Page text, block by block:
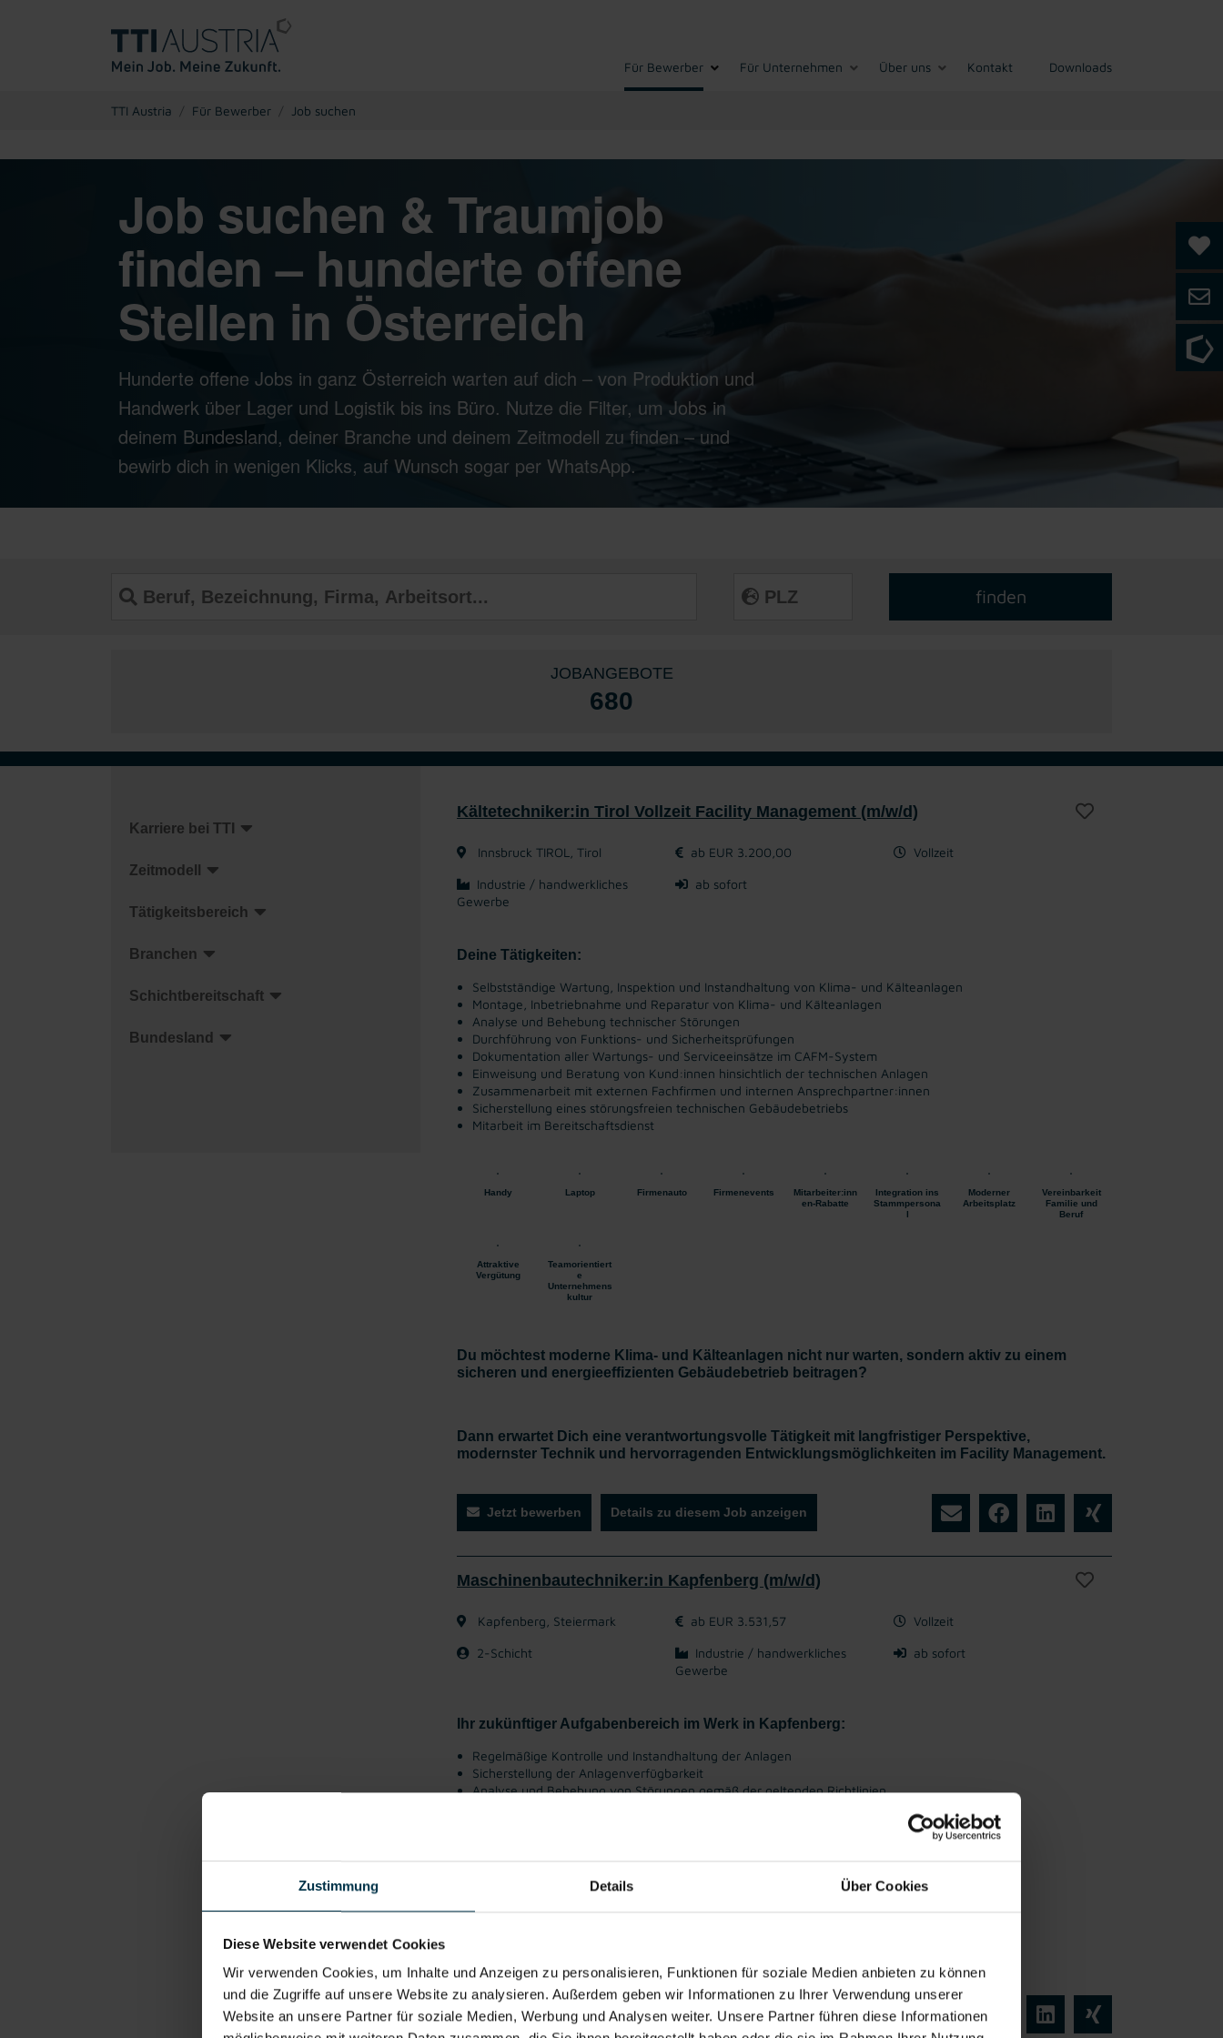
Zustimmung Details Über Cookies
Diese Website verwendet Cookies
Wir verwenden Cookies, um Inhalte und Anzeigen zu personalisieren, Funktionen für soziale Medien anbieten zu können
und die Zugriffe auf unsere Website zu analysieren. Außerdem geben wir Informationen zu Ihrer Verwendung unserer
Website an unsere Partner für soziale Medien, Werbung und Analysen weiter. Unsere Partner führen diese Informationen
Für Bewerber Für Unternehmen Über uns Kontakt Downloads
TTI Austria Für Bewerber Job suchen
Job suchen & Traumjob
finden – hunderte offene
Stellen in Österreich
Hunderte offene Jobs in ganz Österreich warten auf dich – von Produktion und
Handwerk über Lager und Logistik bis ins Büro. Nutze die Filter, um Jobs in
deinem Bundesland, deiner Branche und deinem Zeitmodell zu finden – und
bewirb dich in wenigen Klicks, auf Wunsch sogar per WhatsApp.
JOBANGEBOTE
680
Karriere bei TTI
Zeitmodell
Tätigkeitsbereich
Branchen
Schichtbereitschaft
Bundesland
Kältetechniker:in Tirol Vollzeit Facility Management (m/w/d)
Innsbruck TIROL, Tirol ab EUR 3.200,00 Vollzeit
Industrie / handwerkliches
Gewerbe
ab sofort
Deine Tätigkeiten:
Selbstständige Wartung, Inspektion und Instandhaltung von Klima- und Kälteanlagen
Montage, Inbetriebnahme und Reparatur von Klima- und Kälteanlagen
Analyse und Behebung technischer Störungen
Durchführung von Funktions- und Sicherheitsprüfungen
Dokumentation aller Wartungs- und Serviceeinsätze im CAFM-System
Einweisung und Beratung von Kund:innen hinsichtlich der technischen Anlagen
Zusammenarbeit mit externen Fachfirmen und internen Ansprechpartner:innen
Sicherstellung eines störungsfreien technischen Gebäudebetriebs
Mitarbeit im Bereitschaftsdienst
Handy Laptop Firmenauto Firmenevents
Mitarbeiter:inn
en-Rabatte
Integration ins
Stammpersona
l
Moderner
Arbeitsplatz
Vereinbarkeit
Familie und
Beruf
Attraktive
Vergütung
Teamorientiert
e
Unternehmens
kultur
Du möchtest moderne Klima- und Kälteanlagen nicht nur warten, sondern aktiv zu einem
sicheren und energieeffizienten Gebäudebetrieb beitragen?
Dann erwartet Dich eine verantwortungsvolle Tätigkeit mit langfristiger Perspektive,
modernster Technik und hervorragenden Entwicklungsmöglichkeiten im Facility Management.
Jetzt bewerben Details zu diesem Job anzeigen
Maschinenbautechniker:in Kapfenberg (m/w/d)
Kapfenberg, Steiermark ab EUR 3.531,57 Vollzeit
2-Schicht
Industrie / handwerkliches
Gewerbe
ab sofort
Ihr zukünftiger Aufgabenbereich im Werk in Kapfenberg:
Regelmäßige Kontrolle und Instandhaltung der Anlagen
Sicherstellung der Anlagenverfügbarkeit
Analyse und Behebung von Störungen gemäß der geltenden Richtlinien
Parkplatz
Mit WhatsApp bewerben Jetzt bewerben